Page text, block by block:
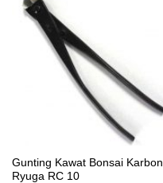
Gunting Kawat Bonsai Karbon
Ryuga RC 10